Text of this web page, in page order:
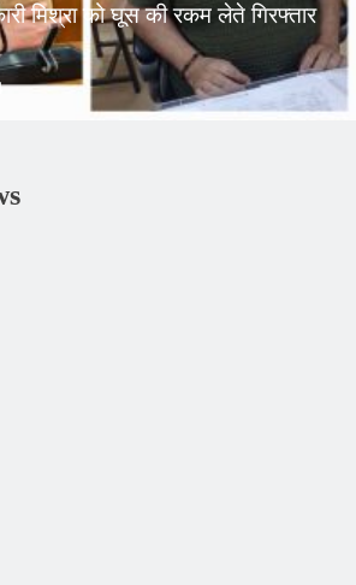
मिश्रा को घूस की रकम लेते गिरफ्तार